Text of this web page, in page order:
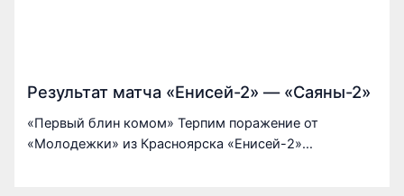
Результат матча «Енисей-2» — «Саяны-2»
«Первый блин комом» Терпим поражение от
«Молодежки» из Красноярска «Енисей-2»…